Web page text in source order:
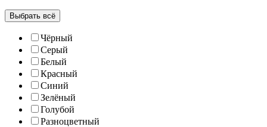
Выбрать всё
Чёрный
Серый
Белый
Красный
Синий
Зелёный
Голубой
Разноцветный